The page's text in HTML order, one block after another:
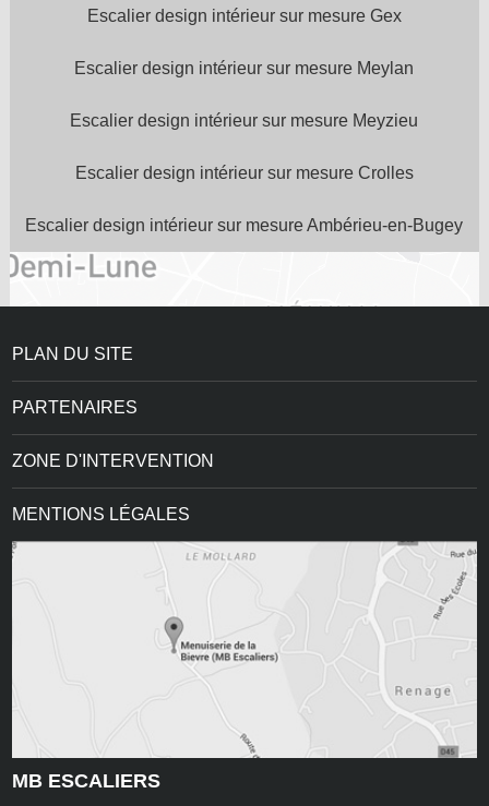
Escalier design intérieur sur mesure Gex
Escalier design intérieur sur mesure Meylan
Escalier design intérieur sur mesure Meyzieu
Escalier design intérieur sur mesure Crolles
Escalier design intérieur sur mesure Ambérieu-en-Bugey
PLAN DU SITE
PARTENAIRES
ZONE D'INTERVENTION
MENTIONS LÉGALES
MB ESCALIERS